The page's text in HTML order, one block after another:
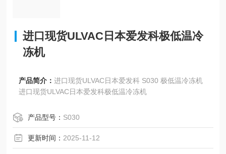
进口现货ULVAC日本爱发科极低温冷
冻机
产品简介：
进口现货ULVAC日本爱发科 S030 极低温冷冻机
进口现货ULVAC日本爱发科极低温冷冻机
产品型号： S030
更新时间： 2025-11-12